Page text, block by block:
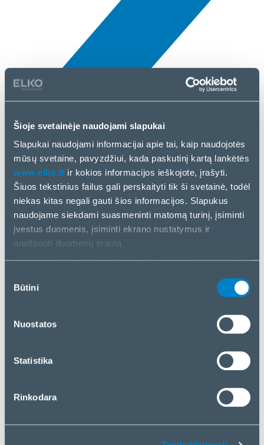
Šioje svetainėje naudojami slapukai
Slapukai naudojami informacijai apie tai, kaip naudojotės
mūsų svetaine, pavyzdžiui, kada paskutinį kartą lankėtės
www.elko.lt ir kokios informacijos ieškojote, įrašyti.
Šiuos tekstinius failus gali perskaityti tik ši svetainė, todėl
niekas kitas negali gauti šios informacijos. Slapukus
naudojame siekdami suasmeninti matomą turinį, įsiminti
įvestus duomenis, įsiminti ekrano nustatymus ir
analizuoti duomenų srautą.
analizės partneriais. Jei su tuo sutinkate, spustelėkite
„Tvarkyti/atmesti“.
pasirinkimas
Būtini
Nuostatos
Statistika
Rinkodara
4 rugp, 2025
Arctic